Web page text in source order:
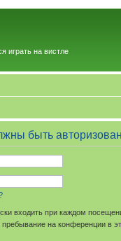
играть на вистле
быть
входить при каждом
на конференции в